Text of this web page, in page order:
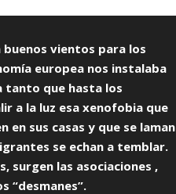
buenos vientos para los
europea nos instalaba
tanto que hasta los
a la luz esa xenofobia que
en sus casas y que se laman
se echan a temblar.
surgen las asociaciones ,
“desmanes”.